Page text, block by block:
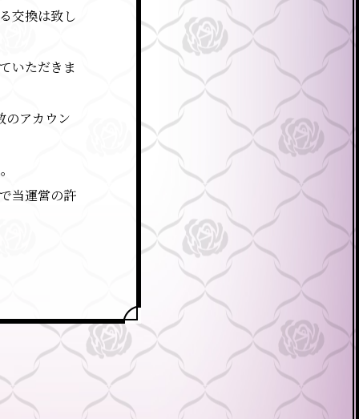
交換は致し
いただきま
アカウン
当運営の許